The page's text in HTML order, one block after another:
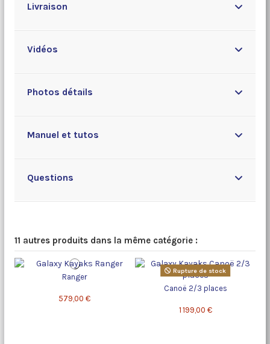
Livraison
Vidéos
Photos détails
Manuel et tutos
Questions
11 autres produits dans la même catégorie :
Ranger
579,00 €
Rupture de stock
Canoë 2/3 places
1 199,00 €